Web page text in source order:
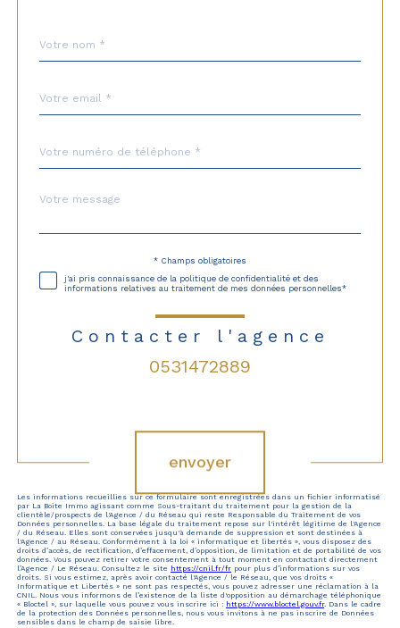
par
*
*
*
Fieldset
Message
*
* Champs obligatoires
j'ai pris connaissance de la politique de confidentialité et des
informations relatives au traitement de mes données personnelles*
Contacter l'agence
0531472889
envoyer
Les informations recueillies sur ce formulaire sont enregistrées dans un fichier informatisé
par La Boite Immo agissant comme Sous-traitant du traitement pour la gestion de la
clientèle/prospects de l'Agence / du Réseau qui reste Responsable du Traitement de vos
Données personnelles. La base légale du traitement repose sur l'intérêt légitime de l'Agence
/ du Réseau. Elles sont conservées jusqu'à demande de suppression et sont destinées à
l'Agence / au Réseau. Conformément à la loi « informatique et libertés », vous disposez des
droits d’accès, de rectification, d’effacement, d’opposition, de limitation et de portabilité de vos
données. Vous pouvez retirer votre consentement à tout moment en contactant directement
l’Agence / Le Réseau. Consultez le site https://cnil.fr/fr pour plus d’informations sur vos
droits. Si vous estimez, après avoir contacté l'Agence / le Réseau, que vos droits «
Informatique et Libertés » ne sont pas respectés, vous pouvez adresser une réclamation à la
CNIL. Nous vous informons de l’existence de la liste d'opposition au démarchage téléphonique
« Bloctel », sur laquelle vous pouvez vous inscrire ici : https://www.bloctel.gouv.fr. Dans le cadre
de la protection des Données personnelles, nous vous invitons à ne pas inscrire de Données
sensibles dans le champ de saisie libre.